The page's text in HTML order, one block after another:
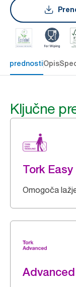
prednostiOpis
Ključne
Tork
Omogoča
Advanced